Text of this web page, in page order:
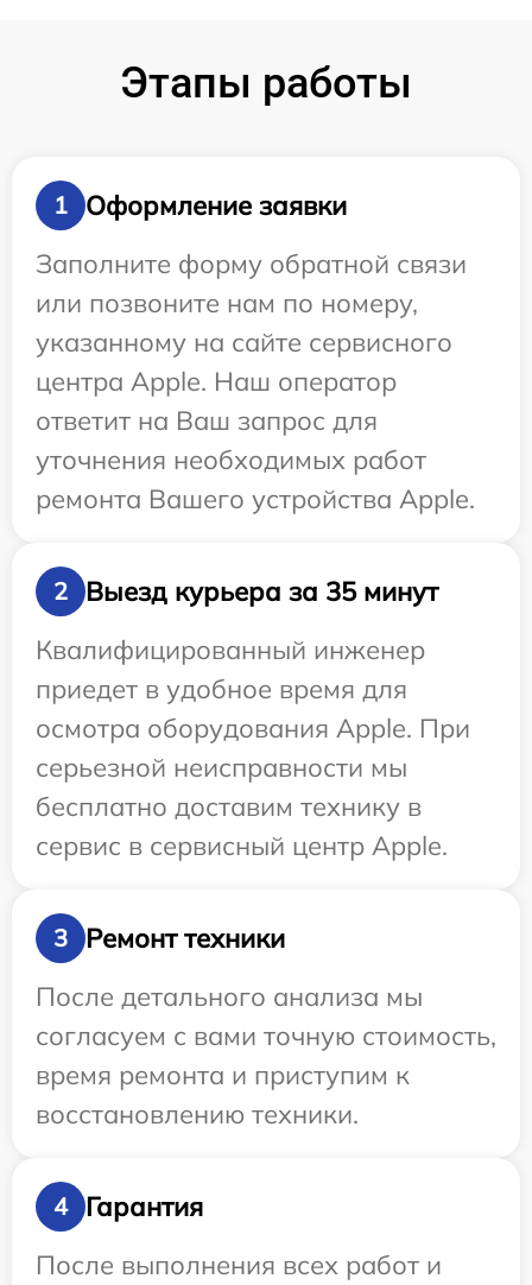
Этапы работы
1
Оформление заявки
Заполните форму обратной связи
или позвоните нам по номеру,
указанному на сайте сервисного
центра Apple. Наш оператор
ответит на Ваш запрос для
уточнения необходимых работ
ремонта Вашего устройства Apple.
2
Выезд курьера за 35 минут
Квалифицированный инженер
приедет в удобное время для
осмотра оборудования Apple. При
серьезной неисправности мы
бесплатно доставим технику в
сервис в сервисный центр Apple.
3
Ремонт техники
После детального анализа мы
согласуем с вами точную стоимость,
время ремонта и приступим к
восстановлению техники.
4
Гарантия
После выполнения всех работ и